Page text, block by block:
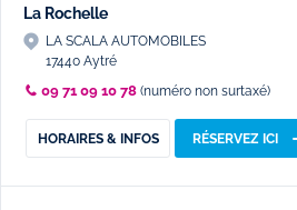
La Rochelle
LA SCALA AUTOMOBILES
17440 Aytré
09 71 09 10 78 (numéro non surtaxé)
HORAIRES & INFOS RÉSERVEZ ICI